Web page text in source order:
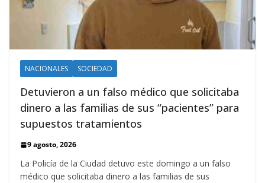
NACIONALES SOCIEDAD
Detuvieron a un falso médico que solicitaba
dinero a las familias de sus “pacientes” para
supuestos tratamientos
9 agosto, 2026
La Policía de la Ciudad detuvo este domingo a un falso
médico que solicitaba dinero a las familias de sus